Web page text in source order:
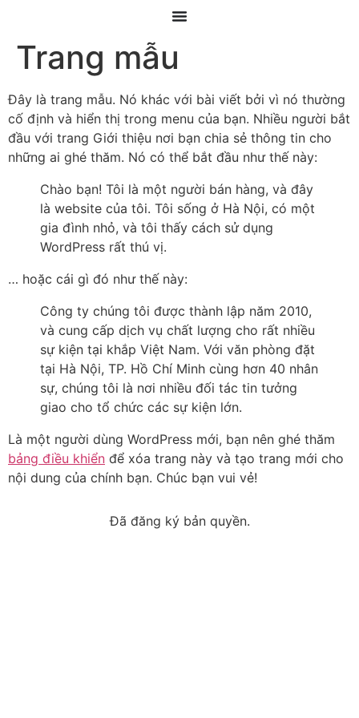
Trang mẫu
Đây là trang mẫu. Nó khác với bài viết bởi vì nó thường
cố định và hiển thị trong menu của bạn. Nhiều người bắt
đầu với trang Giới thiệu nơi bạn chia sẻ thông tin cho
những ai ghé thăm. Nó có thể bắt đầu như thế này:
Chào bạn! Tôi là một người bán hàng, và đây
là website của tôi. Tôi sống ở Hà Nội, có một
gia đình nhỏ, và tôi thấy cách sử dụng
WordPress rất thú vị.
… hoặc cái gì đó như thế này:
Công ty chúng tôi được thành lập năm 2010,
và cung cấp dịch vụ chất lượng cho rất nhiều
sự kiện tại khắp Việt Nam. Với văn phòng đặt
tại Hà Nội, TP. Hồ Chí Minh cùng hơn 40 nhân
sự, chúng tôi là nơi nhiều đối tác tin tưởng
giao cho tổ chức các sự kiện lớn.
Là một người dùng WordPress mới, bạn nên ghé thăm
bảng điều khiển để xóa trang này và tạo trang mới cho
nội dung của chính bạn. Chúc bạn vui vẻ!
Đã đăng ký bản quyền.